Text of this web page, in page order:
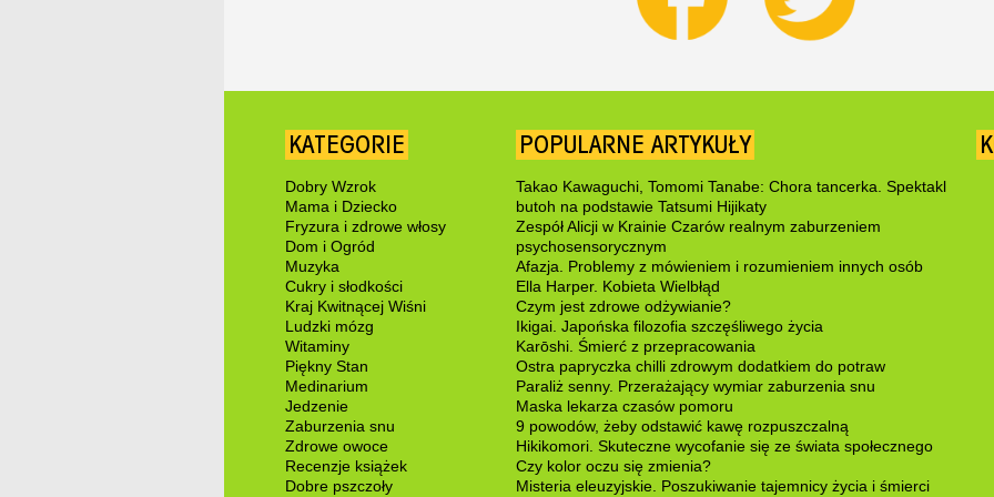
KATEGORIE
Dobry Wzrok
Mama i Dziecko
Fryzura i zdrowe włosy
Dom i Ogród
Muzyka
Cukry i słodkości
Kraj Kwitnącej Wiśni
Ludzki mózg
Witaminy
Piękny Stan
Medinarium
Jedzenie
Zaburzenia snu
Zdrowe owoce
Recenzje książek
Dobre pszczoły
POPULARNE ARTYKUŁY
Takao Kawaguchi, Tomomi Tanabe: Chora tancerka. Spektakl
butoh na podstawie Tatsumi Hijikaty
Zespół Alicji w Krainie Czarów realnym zaburzeniem
psychosensorycznym
Afazja. Problemy z mówieniem i rozumieniem innych osób
Ella Harper. Kobieta Wielbłąd
Czym jest zdrowe odżywianie?
Ikigai. Japońska filozofia szczęśliwego życia
Karōshi. Śmierć z przepracowania
Ostra papryczka chilli zdrowym dodatkiem do potraw
Paraliż senny. Przerażający wymiar zaburzenia snu
Maska lekarza czasów pomoru
9 powodów, żeby odstawić kawę rozpuszczalną
Hikikomori. Skuteczne wycofanie się ze świata społecznego
Czy kolor oczu się zmienia?
Misteria eleuzyjskie. Poszukiwanie tajemnicy życia i śmierci